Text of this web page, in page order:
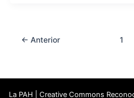
← Anterior 1
La PAH | Creative Commons